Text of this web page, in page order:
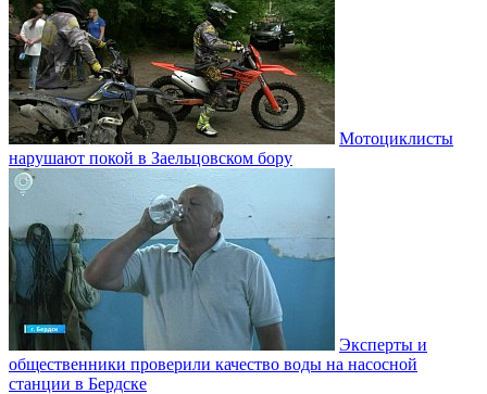
Мотоциклисты
нарушают покой в Заельцовском бору
Эксперты и
общественники проверили качество воды на насосной
станции в Бердске